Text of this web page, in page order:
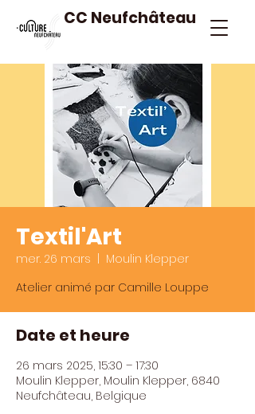
CC Neufchâteau
Textil'Art
mer. 26 mars
Moulin Klepper
Atelier animé par Camille Louppe
Date et heure
26 mars 2025, 15:30 – 17:30
Moulin Klepper, Moulin Klepper, 6840
Neufchâteau, Belgique